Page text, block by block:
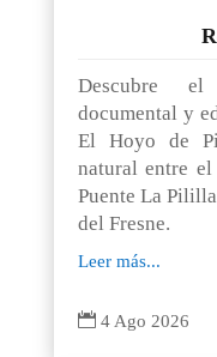
Descubre
documental y
El Hoyo de
natural entre
Puente La
del Fresne.
Leer más...
 4 Ago 2026